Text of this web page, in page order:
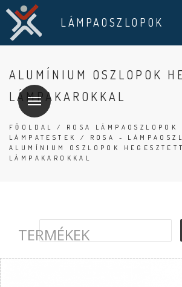
LÁMPAOSZLOPOK
ALUMÍNIUM OSZLOPOK
LÁMPAKAROKKAL
FŐOLDAL / ROSA LÁMPAOSZLOPOK
LÁMPATESTEK
/ ROSA -
ALUMÍNIUM OSZLOPOK HEGESZTETT
LÁMPAKAROKKAL
TERMÉKEK